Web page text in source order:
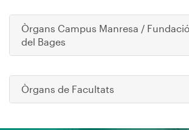
Òrgans Campus Manresa /
del Bages
Òrgans de Facultats